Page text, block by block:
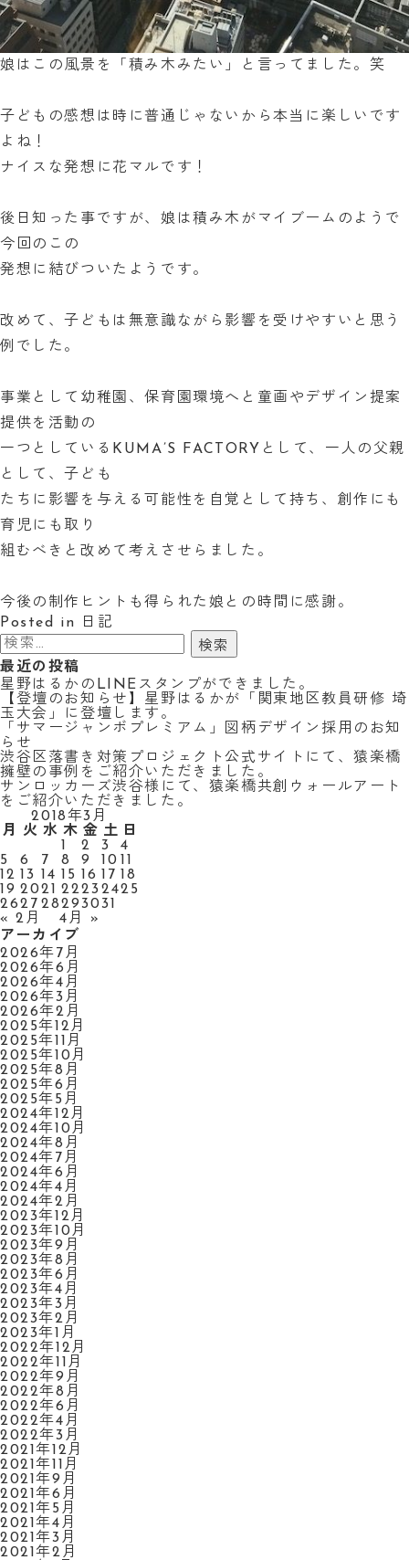
娘はこの風景を「積み木みたい」と言ってました。笑
子どもの感想は時に普通じゃないから本当に楽しいです
よね！
ナイスな発想に花マルです！
後日知った事ですが、娘は積み木がマイブームのようで
今回のこの
発想に結びついたようです。
改めて、子どもは無意識ながら影響を受けやすいと思う
例でした。
事業として幼稚園、保育園環境へと童画やデザイン提案
提供を活動の
一つとしているKUMA’S FACTORYとして、一人の父親
として、子ども
たちに影響を与える可能性を自覚として持ち、創作にも
育児にも取り
組むべきと改めて考えさせらました。
今後の制作ヒントも得られた娘との時間に感謝。
Posted in
日記
検
索:
最近の投稿
星野はるかのLINEスタンプができました。
【登壇のお知らせ】星野はるかが「関東地区教員研修 埼
玉大会」に登壇します。
「サマージャンボプレミアム」図柄デザイン採用のお知
らせ
渋谷区落書き対策プロジェクト公式サイトにて、猿楽橋
擁壁の事例をご紹介いただきました。
サンロッカーズ渋谷様にて、猿楽橋共創ウォールアート
をご紹介いただきました。
2018年3月
月
火 水 木 金 土
日
1
2 3
4
5
6 7 8 9 10 11
12 13 14 15 16 17 18
19 2021 22232425
2627 28293031
« 2月
4月 »
アーカイブ
2026年7月
2026年6月
2026年4月
2026年3月
2026年2月
2025年12月
2025年11月
2025年10月
2025年8月
2025年6月
2025年5月
2024年12月
2024年10月
2024年8月
2024年7月
2024年6月
2024年4月
2024年2月
2023年12月
2023年10月
2023年9月
2023年8月
2023年6月
2023年4月
2023年3月
2023年2月
2023年1月
2022年12月
2022年11月
2022年9月
2022年8月
2022年6月
2022年4月
2022年3月
2021年12月
2021年11月
2021年9月
2021年6月
2021年5月
2021年4月
2021年3月
2021年2月